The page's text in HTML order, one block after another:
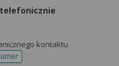
kontaktu
do rejestracji